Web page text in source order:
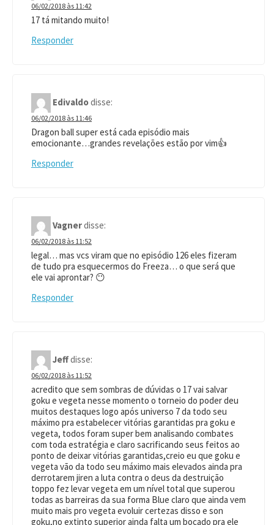
06/02/2018 às 11:42
17 tá mitando muito!
Responder
Edivaldodisse:
06/02/2018 às 11:46
Dragon ball super está cada episódio mais
emocionante…grandes revelações estão por vim👍
Responder
Vagnerdisse:
06/02/2018 às 11:52
legal… mas vcs viram que no episódio 126 eles fizeram
de tudo pra esquecermos do Freeza… o que será que
ele vai aprontar? 😶
Responder
Jeffdisse:
06/02/2018 às 11:52
acredito que sem sombras de dúvidas o 17 vai salvar
goku e vegeta nesse momento o torneio do poder deu
muitos destaques logo após universo 7 da todo seu
máximo pra estabelecer vitórias garantidas pra goku e
vegeta, todos foram super bem analisando combates
com toda estratégia e claro sacrificando seus feitos ao
ponto de deixar vitórias garantidas,creio eu que goku e
vegeta vão da todo seu máximo mais elevados ainda pra
derrotarem jiren a luta contra o deus da destruição
toppo fez levar vegeta em um nível total que superou
todas as barreiras da sua forma Blue claro que ainda vem
muito mais pro vegeta evoluir certezas disso e son
goku,no extinto superior ainda falta um bocado pra ele